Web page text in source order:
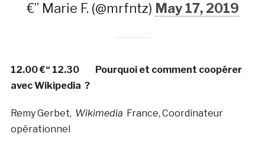
€” Marie F. (@mrfntz) May 17, 2019
12.00 €“ 12.30 Pourquoi et comment coopérer
avec Wikipedia ?
Remy Gerbet, Wikimedia France, Coordinateur
opérationnel